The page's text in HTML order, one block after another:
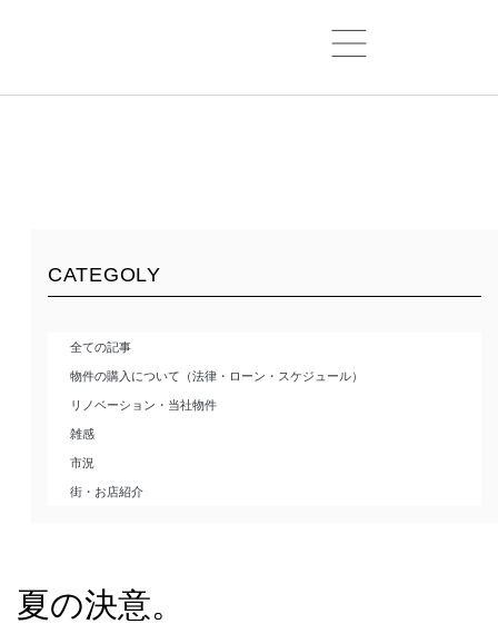
夏の決意。
CATEGOLY
全ての記事
物件の購入について（法律・ローン・スケジュール）
リノベーション・当社物件
雑感
市況
街・お店紹介